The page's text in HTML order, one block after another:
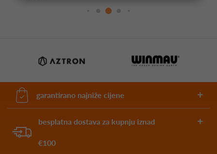
garantirano najniže cijene
besplatna dostava za kupnju iznad
€100